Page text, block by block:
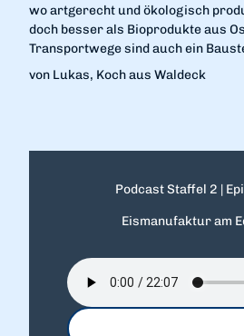
wo artgerecht und ökologisch
doch besser als Bioprodukte aus
Transportwege sind auch ein
von Lukas, Koch aus Waldeck
Podcast Staffel 2 |
Eismanufaktur am